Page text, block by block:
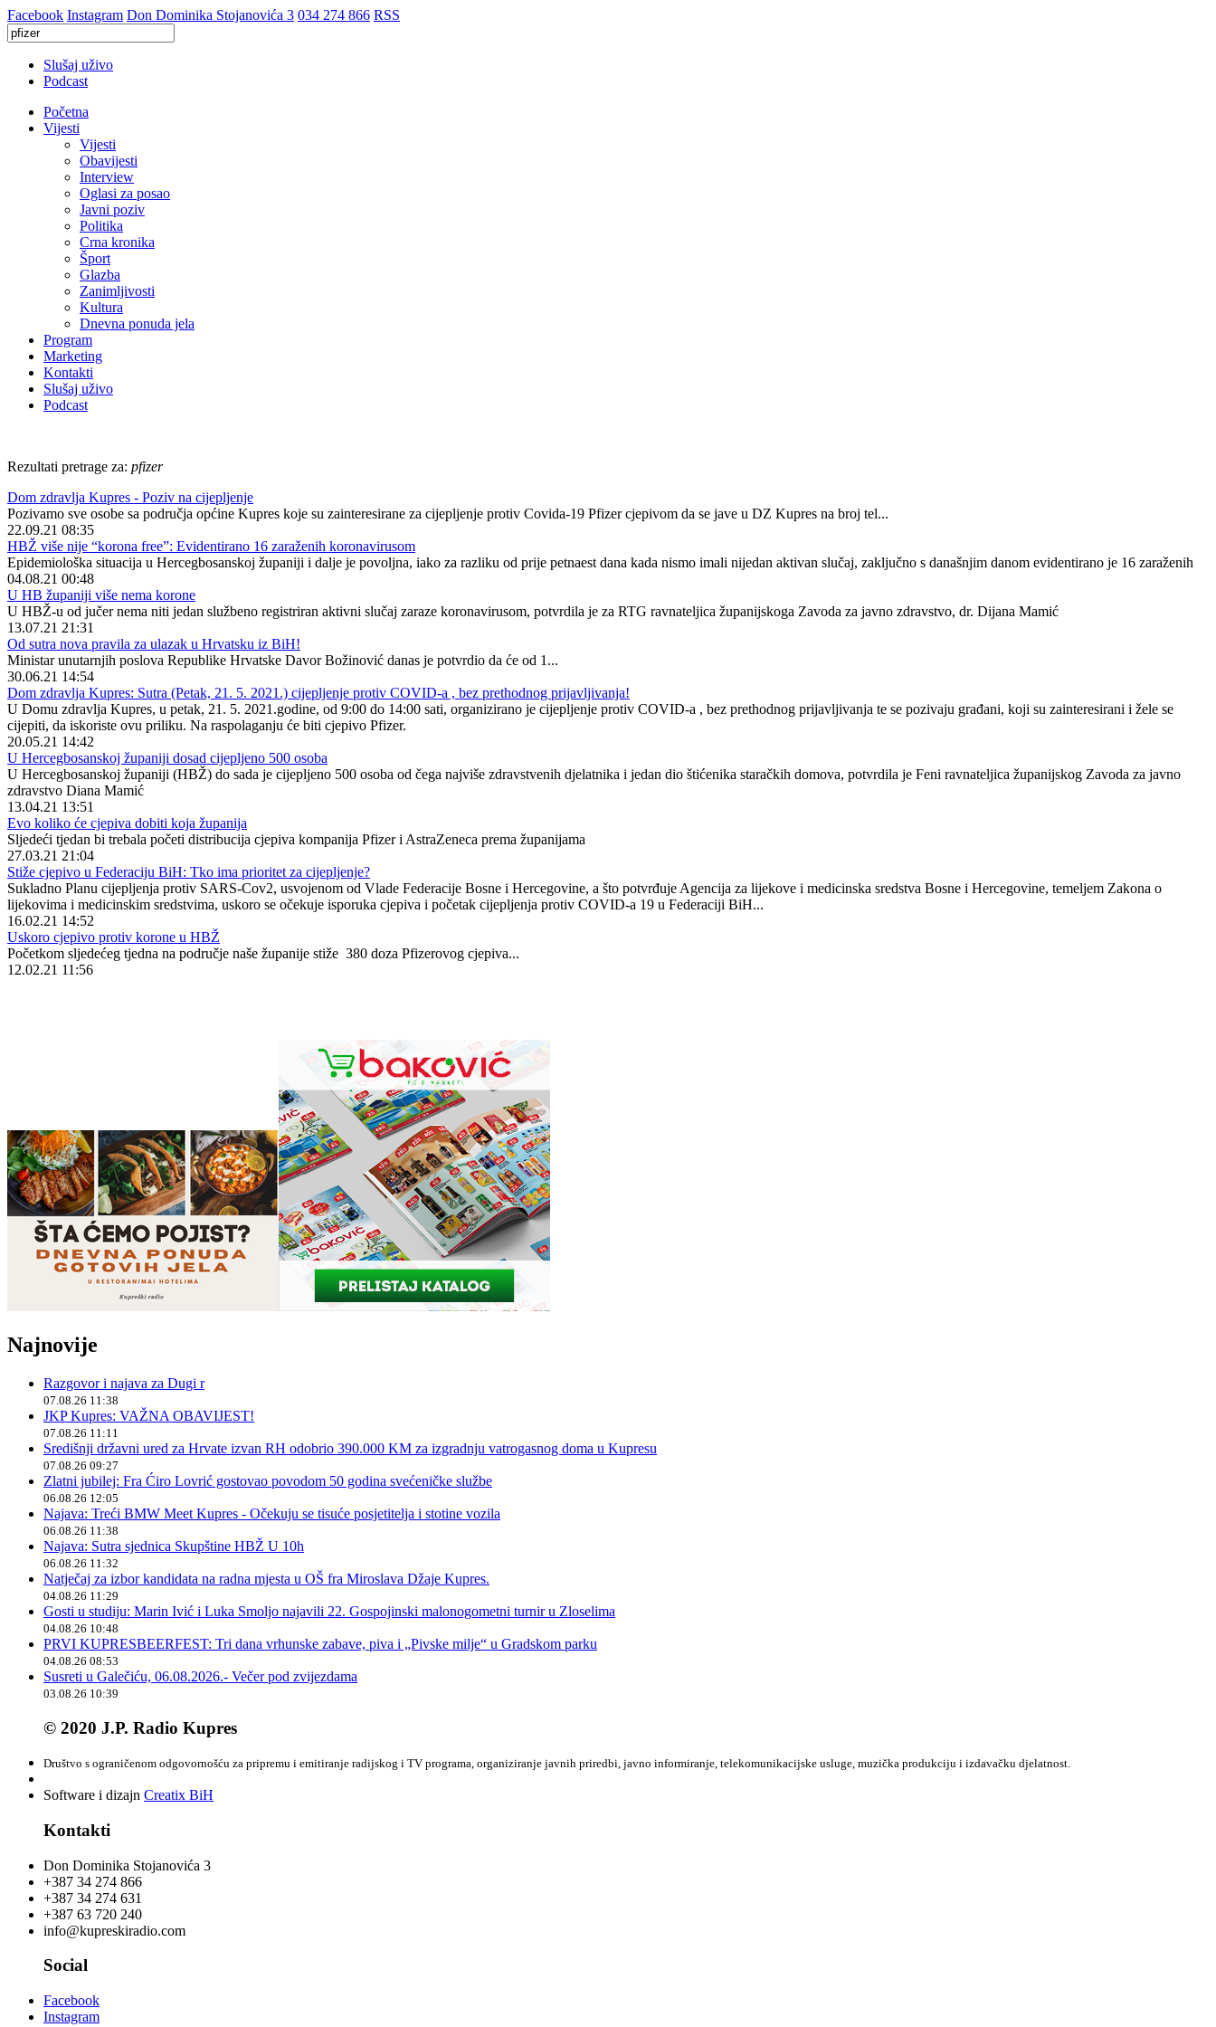
Facebook Instagram Don Dominika Stojanovića 3 034 274 866 RSS
Slušaj uživo
Podcast
Početna
Vijesti
Vijesti
Obavijesti
Interview
Oglasi za posao
Javni poziv
Politika
Crna kronika
Šport
Glazba
Zanimljivosti
Kultura
Dnevna ponuda jela
Program
Marketing
Kontakti
Slušaj uživo
Podcast
Rezultati pretrage za: pfizer
Dom zdravlja Kupres - Poziv na cijepljenje
Pozivamo sve osobe sa područja općine Kupres koje su zainteresirane za cijepljenje protiv Covida-19 Pfizer cjepivom da se jave u DZ Kupres na broj tel...
22.09.21 08:35
HBŽ više nije “korona free”: Evidentirano 16 zaraženih koronavirusom
Epidemiološka situacija u Hercegbosanskoj županiji i dalje je povoljna, iako za razliku od prije petnaest dana kada nismo imali nijedan aktivan slučaj, zaključno s današnjim danom evidentirano je 16 zaraženih
04.08.21 00:48
U HB županiji više nema korone
U HBŽ-u od jučer nema niti jedan službeno registriran aktivni slučaj zaraze koronavirusom, potvrdila je za RTG ravnateljica županijskoga Zavoda za javno zdravstvo, dr. Dijana Mamić
13.07.21 21:31
Od sutra nova pravila za ulazak u Hrvatsku iz BiH!
Ministar unutarnjih poslova Republike Hrvatske Davor Božinović danas je potvrdio da će od 1...
30.06.21 14:54
Dom zdravlja Kupres: Sutra (Petak, 21. 5. 2021.) cijepljenje protiv COVID-a , bez prethodnog prijavljivanja!
U Domu zdravlja Kupres, u petak, 21. 5. 2021.godine, od 9:00 do 14:00 sati, organizirano je cijepljenje protiv COVID-a , bez prethodnog prijavljivanja te se pozivaju građani, koji su zainteresirani i žele se
cijepiti, da iskoriste ovu priliku. Na raspolaganju će biti cjepivo Pfizer.
20.05.21 14:42
U Hercegbosanskoj županiji dosad cijepljeno 500 osoba
U Hercegbosanskoj županiji (HBŽ) do sada je cijepljeno 500 osoba od čega najviše zdravstvenih djelatnika i jedan dio štićenika staračkih domova, potvrdila je Feni ravnateljica županijskog Zavoda za javno
zdravstvo Diana Mamić
13.04.21 13:51
Evo koliko će cjepiva dobiti koja županija
Sljedeći tjedan bi trebala početi distribucija cjepiva kompanija Pfizer i AstraZeneca prema županijama
27.03.21 21:04
Stiže cjepivo u Federaciju BiH: Tko ima prioritet za cijepljenje?
Sukladno Planu cijepljenja protiv SARS-Cov2, usvojenom od Vlade Federacije Bosne i Hercegovine, a što potvrđuje Agencija za lijekove i medicinska sredstva Bosne i Hercegovine, temeljem Zakona o
lijekovima i medicinskim sredstvima, uskoro se očekuje isporuka cjepiva i početak cijepljenja protiv COVID-a 19 u Federaciji BiH...
16.02.21 14:52
Uskoro cjepivo protiv korone u HBŽ
Početkom sljedećeg tjedna na područje naše županije stiže 380 doza Pfizerovog cjepiva...
12.02.21 11:56
Najnovije
Razgovor i najava za Dugi r
07.08.26 11:38
JKP Kupres: VAŽNA OBAVIJEST!
07.08.26 11:11
Središnji državni ured za Hrvate izvan RH odobrio 390.000 KM za izgradnju vatrogasnog doma u Kupresu
07.08.26 09:27
Zlatni jubilej: Fra Ćiro Lovrić gostovao povodom 50 godina svećeničke službe
06.08.26 12:05
Najava: Treći BMW Meet Kupres - Očekuju se tisuće posjetitelja i stotine vozila
06.08.26 11:38
Najava: Sutra sjednica Skupštine HBŽ U 10h
06.08.26 11:32
Natječaj za izbor kandidata na radna mjesta u OŠ fra Miroslava Džaje Kupres.
04.08.26 11:29
Gosti u studiju: Marin Ivić i Luka Smoljo najavili 22. Gospojinski malonogometni turnir u Zloselima
04.08.26 10:48
PRVI KUPRESBEERFEST: Tri dana vrhunske zabave, piva i „Pivske milje“ u Gradskom parku
04.08.26 08:53
Susreti u Galečiću, 06.08.2026.- Večer pod zvijezdama
03.08.26 10:39
© 2020 J.P. Radio Kupres
Društvo s ograničenom odgovornošću za pripremu i emitiranje radijskog i TV programa, organiziranje javnih priredbi, javno informiranje, telekomunikacijske usluge, muzička produkciju i izdavačku djelatnost.
Software i dizajn Creatix BiH
Kontakti
Don Dominika Stojanovića 3
+387 34 274 866
+387 34 274 631
+387 63 720 240
info@kupreskiradio.com
Social
Facebook
Instagram